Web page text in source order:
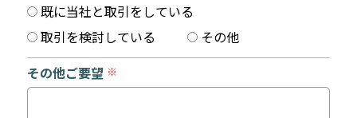
既に当社と取引をしている
取引を検討している
その他
その他ご要望 ※